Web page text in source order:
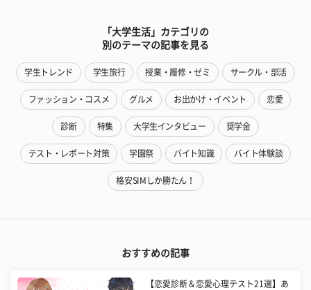
「大学生活」カテゴリの
別のテーマの記事を見る
学生トレンド 学生旅行 授業・履修・ゼミ サークル・部活
ファッション・コスメ グルメ お出かけ・イベント 恋愛
診断 特集 大学生インタビュー 奨学金
テスト・レポート対策 学園祭 バイト知識 バイト体験談
格安SIMしか勝たん！
おすすめの記事
【恋愛診断＆恋愛心理テスト21選】あ